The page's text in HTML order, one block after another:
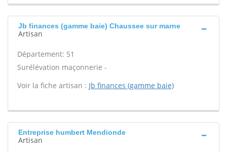
Jb finances (gamme baie) Chaussee sur marne
Artisan
Département: 51
Surélévation maçonnerie -
Voir la fiche artisan : Jb finances (gamme baie)
Entreprise humbert Mendionde
Artisan